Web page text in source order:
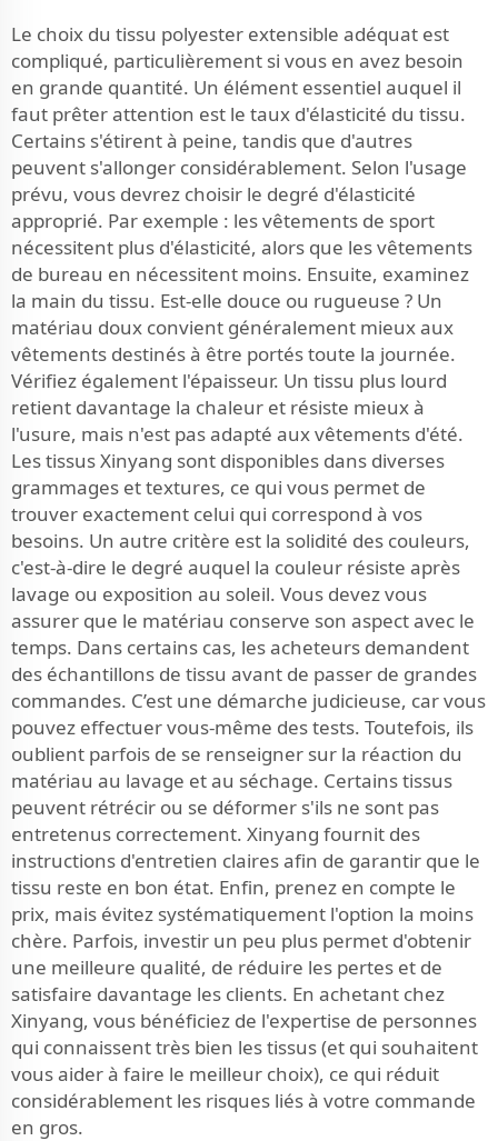
Le choix du tissu polyester extensible adéquat est
compliqué, particulièrement si vous en avez besoin
en grande quantité. Un élément essentiel auquel il
faut prêter attention est le taux d'élasticité du tissu.
Certains s'étirent à peine, tandis que d'autres
peuvent s'allonger considérablement. Selon l'usage
prévu, vous devrez choisir le degré d'élasticité
approprié. Par exemple : les vêtements de sport
nécessitent plus d'élasticité, alors que les vêtements
de bureau en nécessitent moins. Ensuite, examinez
la main du tissu. Est-elle douce ou rugueuse ? Un
matériau doux convient généralement mieux aux
vêtements destinés à être portés toute la journée.
Vérifiez également l'épaisseur. Un tissu plus lourd
retient davantage la chaleur et résiste mieux à
l'usure, mais n'est pas adapté aux vêtements d'été.
Les tissus Xinyang sont disponibles dans diverses
grammages et textures, ce qui vous permet de
trouver exactement celui qui correspond à vos
besoins. Un autre critère est la solidité des couleurs,
c'est-à-dire le degré auquel la couleur résiste après
lavage ou exposition au soleil. Vous devez vous
assurer que le matériau conserve son aspect avec le
temps. Dans certains cas, les acheteurs demandent
des échantillons de tissu avant de passer de grandes
commandes. C’est une démarche judicieuse, car vous
pouvez effectuer vous-même des tests. Toutefois, ils
oublient parfois de se renseigner sur la réaction du
matériau au lavage et au séchage. Certains tissus
peuvent rétrécir ou se déformer s'ils ne sont pas
entretenus correctement. Xinyang fournit des
instructions d'entretien claires afin de garantir que le
tissu reste en bon état. Enfin, prenez en compte le
prix, mais évitez systématiquement l'option la moins
chère. Parfois, investir un peu plus permet d'obtenir
une meilleure qualité, de réduire les pertes et de
satisfaire davantage les clients. En achetant chez
Xinyang, vous bénéficiez de l'expertise de personnes
qui connaissent très bien les tissus (et qui souhaitent
vous aider à faire le meilleur choix), ce qui réduit
considérablement les risques liés à votre commande
en gros.